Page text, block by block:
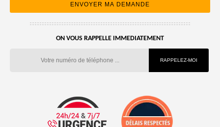
ON VOUS RAPPELLE IMMEDIATEMENT